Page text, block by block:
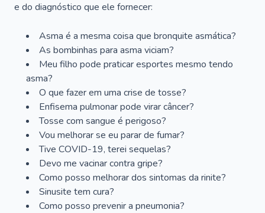
e do diagnóstico que ele fornecer:
Asma é a mesma coisa que bronquite asmática?
As bombinhas para asma viciam?
Meu filho pode praticar esportes mesmo tendo
asma?
O que fazer em uma crise de tosse?
Enfisema pulmonar pode virar câncer?
Tosse com sangue é perigoso?
Vou melhorar se eu parar de fumar?
Tive COVID-19, terei sequelas?
Devo me vacinar contra gripe?
Como posso melhorar dos sintomas da rinite?
Sinusite tem cura?
Como posso prevenir a pneumonia?